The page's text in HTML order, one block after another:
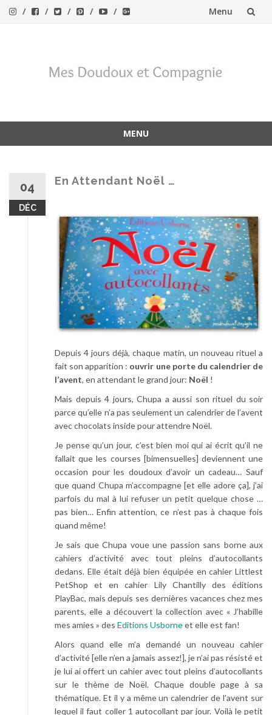
Menu
MENU
04
DÉC
En Attendant Noël …
Depuis 4 jours déjà, chaque matin, un nouveau rituel a
fait son apparition : ouvrir une porte du calendrier de
l’avent, en attendant le grand jour: Noël !
Mais depuis 4 jours, Chupa a aussi son rituel du soir
parce qu’elle n’a pas seulement un calendrier de l’avent
avec chocolats inside pour attendre Noël.
Je pense qu’un jour, c’est bien moi qui ai écrit qu’il ne
fallait que les courses [bimensuelles] deviennent une
occasion pour les doudoux d’avoir un cadeau… Sauf
que quand Chupa m’accompagne [et elle adore ça], j’ai
parfois du mal à lui refuser un petit quelque chose …
pas bien… Enfin attention, ce n’est pas à chaque fois
quand même!
Je sais que Chupa voue une passion sans borne aux
cahiers d’activité avec tout pleins d’autocollants
dedans. Elle était déjà bien équipée en cahier Littlest
PetShop et en cahier Lily Chantilly des éditions
PlayBac, mais depuis ses dernières vacances chez mes
parents, elle a découvert la collection avec « J’habille
mes amies » des Editions Usborneet elle est fan!
Alors quand elle m’a demandé un nouveau cahier
d’activité [elle n’en a jamais assez!], je n’ai pas résisté et
je lui ai offert un cahier avec tout pleins d’autocollants
sur le thème de Noël. Chaque double page à sa
thématique. Et il y a même un calendrier de l’avent sur
lequel il faut coller 1 autocollant par jour. Voilà le petit